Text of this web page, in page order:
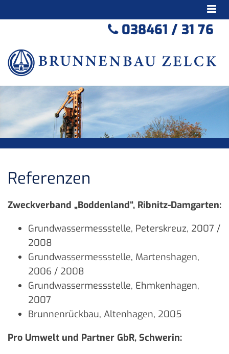
 038461 / 31 76
Referenzen
Zweckverband „Boddenland“, Ribnitz-Damgarten:
Grundwassermessstelle, Peterskreuz, 2007 /
2008
Grundwassermessstelle, Martenshagen,
2006 / 2008
Grundwassermessstelle, Ehmkenhagen,
2007
Brunnenrückbau, Altenhagen, 2005
Pro Umwelt und Partner GbR, Schwerin: